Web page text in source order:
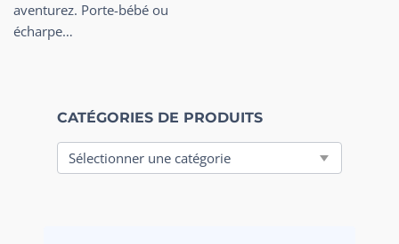
aventurez. Porte-bébé ou
écharpe…
CATÉGORIES DE PRODUITS